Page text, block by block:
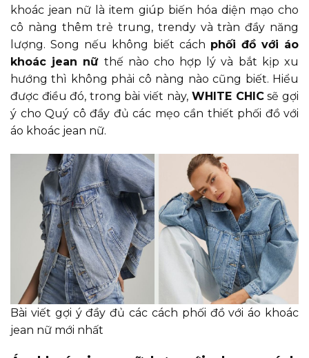
khoác jean nữ là item giúp biến hóa diện mạo cho
cô nàng thêm trẻ trung, trendy và tràn đầy năng
lượng. Song nếu không biết cách phối đồ với áo
khoác jean nữ thế nào cho hợp lý và bắt kịp xu
hướng thì không phải cô nàng nào cũng biết. Hiểu
được điều đó, trong bài viết này,WHITE CHICsẽ gợi
ý cho Quý cô đầy đủ các mẹo cần thiết phối đồ với
áo khoác jean nữ.
Bài viết gợi ý đầy đủ các cách phối đồ với áo khoác
jean nữ mới nhất